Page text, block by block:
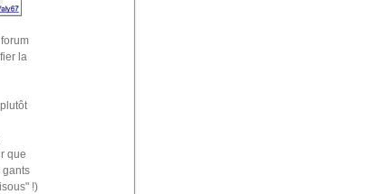
la
que
gants
!)